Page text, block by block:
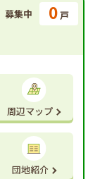
募集中 0戸
周辺マップ
団地紹介